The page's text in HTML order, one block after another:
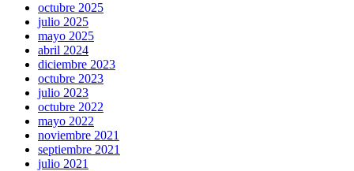
octubre 2025
julio 2025
mayo 2025
abril 2024
diciembre 2023
octubre 2023
julio 2023
octubre 2022
mayo 2022
noviembre 2021
septiembre 2021
julio 2021